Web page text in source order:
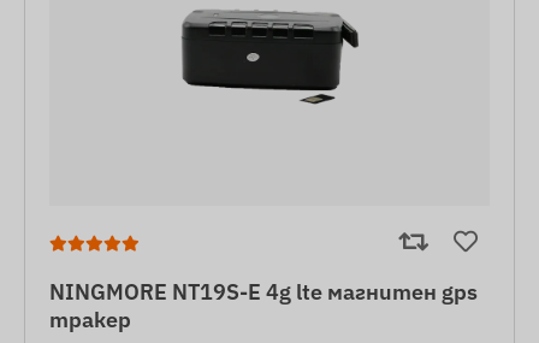
NINGMORE NT19S-E 4g lte магнитен gps
тракер